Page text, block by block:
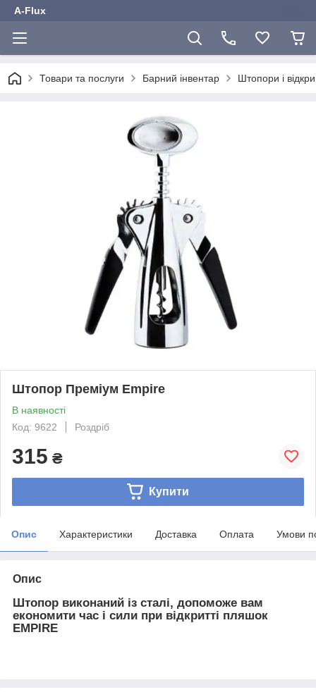
A-Flux
Товари та послуги Барний інвентар Штопори і
Штопор Преміум Empire
В наявності
Код: 9622
Роздріб
315 ₴
Купити
Опис Характеристики Доставка Оплата Умови
Опис
Штопор виконаний із сталі, допоможе вам
економити час і сили при відкритті пляшок
EMPIRE